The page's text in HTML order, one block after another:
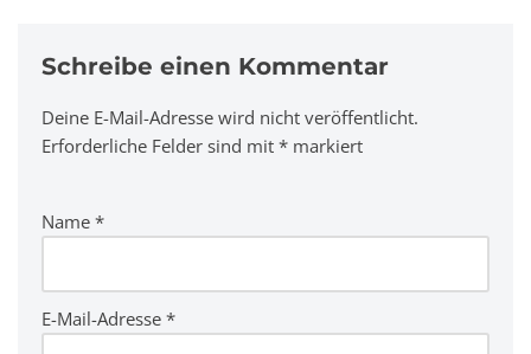
Schreibe einen Kommentar
Deine E-Mail-Adresse wird nicht veröffentlicht.
Erforderliche Felder sind mit * markiert
Name *
E-Mail-Adresse *
A
lt
n
ti
v